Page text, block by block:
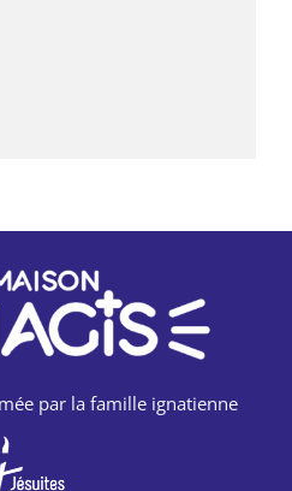
par la famille ignatienne